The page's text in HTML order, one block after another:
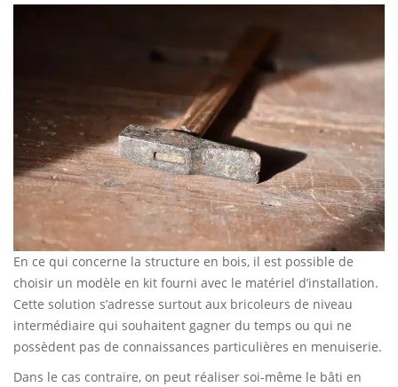
En ce qui concerne la structure en bois, il est possible de
choisir un modèle en kit fourni avec le matériel d’installation.
Cette solution s’adresse surtout aux bricoleurs de niveau
intermédiaire qui souhaitent gagner du temps ou qui ne
possèdent pas de connaissances particulières en menuiserie.
Dans le cas contraire, on peut réaliser soi-même le bâti en